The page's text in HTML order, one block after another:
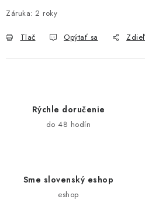
Záruka: 2 roky
Tlač Opýtať sa
Rýchle doručenie
do 48 hodín
Sme slovenský eshop
eshop